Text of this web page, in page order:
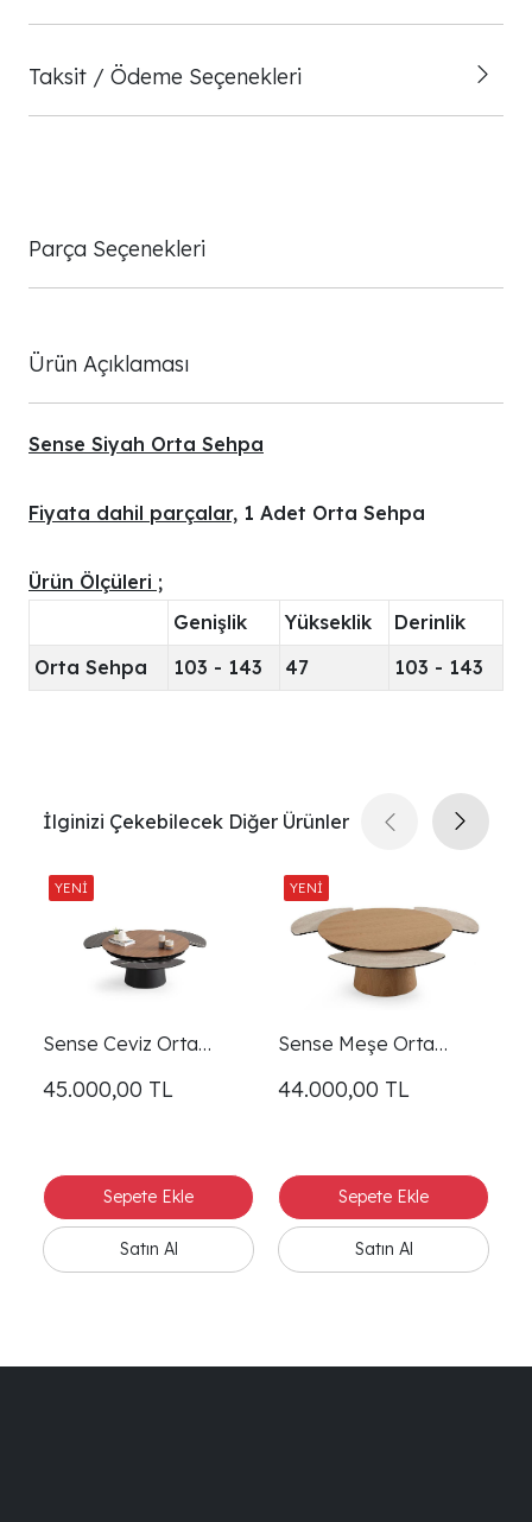
Taksit / Ödeme Seçenekleri
Parça Seçenekleri
Ürün Açıklaması
Sense Siyah Orta Sehpa
Fiyata dahil parçalar, 1 Adet Orta Sehpa
Ürün Ölçüleri ;
Genişlik
Yükseklik
Derinlik
Orta Sehpa
103 - 143 47 103 - 143
İlginizi Çekebilecek Diğer Ürünler
Sense Ceviz Orta
45.000,00 TL
Sense Meşe Orta
44.000,00 TL